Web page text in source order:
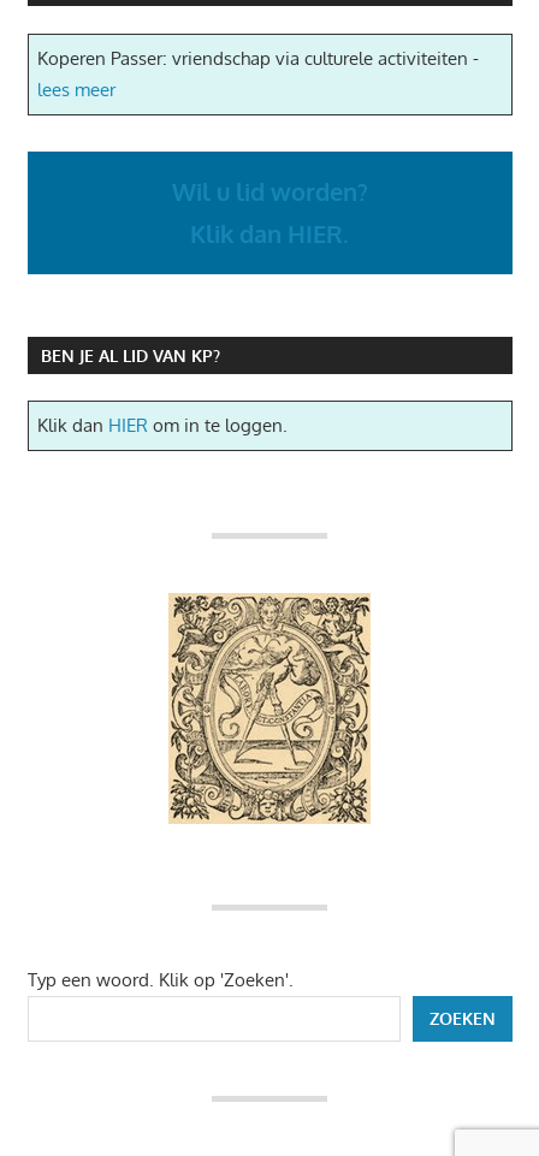
Koperen Passer: vriendschap via culturele activiteiten -
lees meer
Wil u lid worden?
Klik dan HIER.
BEN JE AL LID VAN KP?
Klik dan HIER om in te loggen.
Typ een woord. Klik op 'Zoeken'.
ZOEKEN